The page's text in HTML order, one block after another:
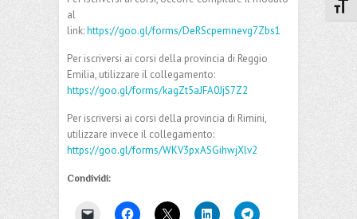
Per iscriversi ai corsi, occorre compilare il modulo
al
https://goo.gl/forms/DeRScpemnevg7Zbs1
Per iscriversi ai corsi della provincia di Reggio
Emilia, utilizzare il collegamento:
https://goo.gl/forms/kagZt5aJFA0JjS7Z2
Per iscriversi ai corsi della provincia di Rimini,
utilizzare invece il collegamento:
https://goo.gl/forms/WKV3pxASGihwjXlv2